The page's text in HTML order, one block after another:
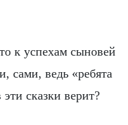
к успехам сыновей
сами, ведь «ребята
сказки верит?